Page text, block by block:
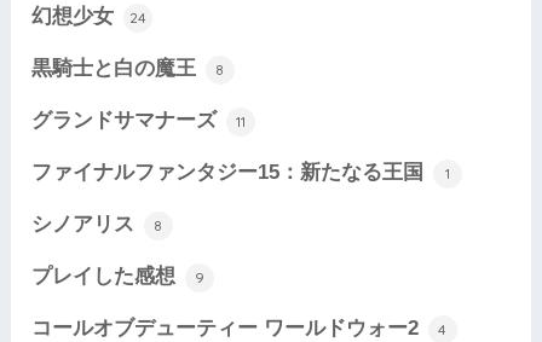
幻想少女 24
黒騎士と白の魔王 8
グランドサマナーズ 11
ファイナルファンタジー15：新たなる王国 1
シノアリス 8
プレイした感想 9
コールオブデューティー ワールドウォー2 4